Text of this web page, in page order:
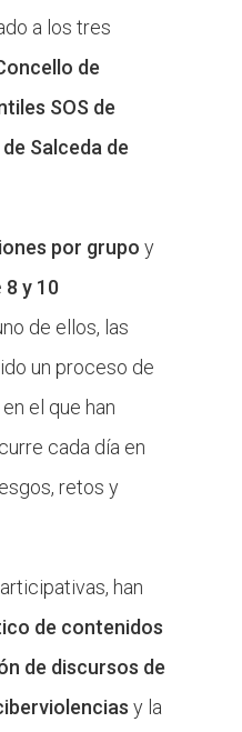
a los tres
de
SOS de
Salceda de
por grupo y
8 y 10
de ellos, las
un proceso de
el que han
cada día en
retos y
han
de contenidos
de discursos de
y la